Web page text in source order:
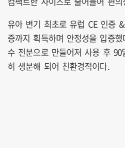
유아 변기 최초로 유럽 CE 인증
증까지 획득하며 안정성을 입증
수 전분으로 만들어져 사용 후
히 생분해 되어 친환경적이다.